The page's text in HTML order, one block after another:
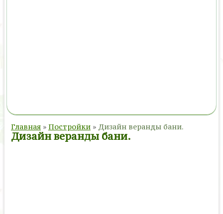
Главная » Постройки » Дизайн веранды бани.
Дизайн веранды бани.